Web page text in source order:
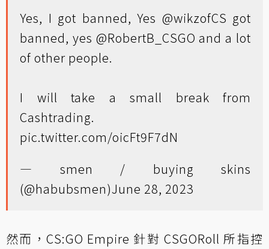
Yes, I got banned, Yes @wikzofCS got
banned, yes @RobertB_CSGO and a lot
of other people.
I will take a small break from
Cashtrading.
pic.twitter.com/oicFt9F7dN
— smen / buying skins
(@habubsmen)June 28, 2023
然而，CS:GO Empire 針對 CSGORoll 所指控